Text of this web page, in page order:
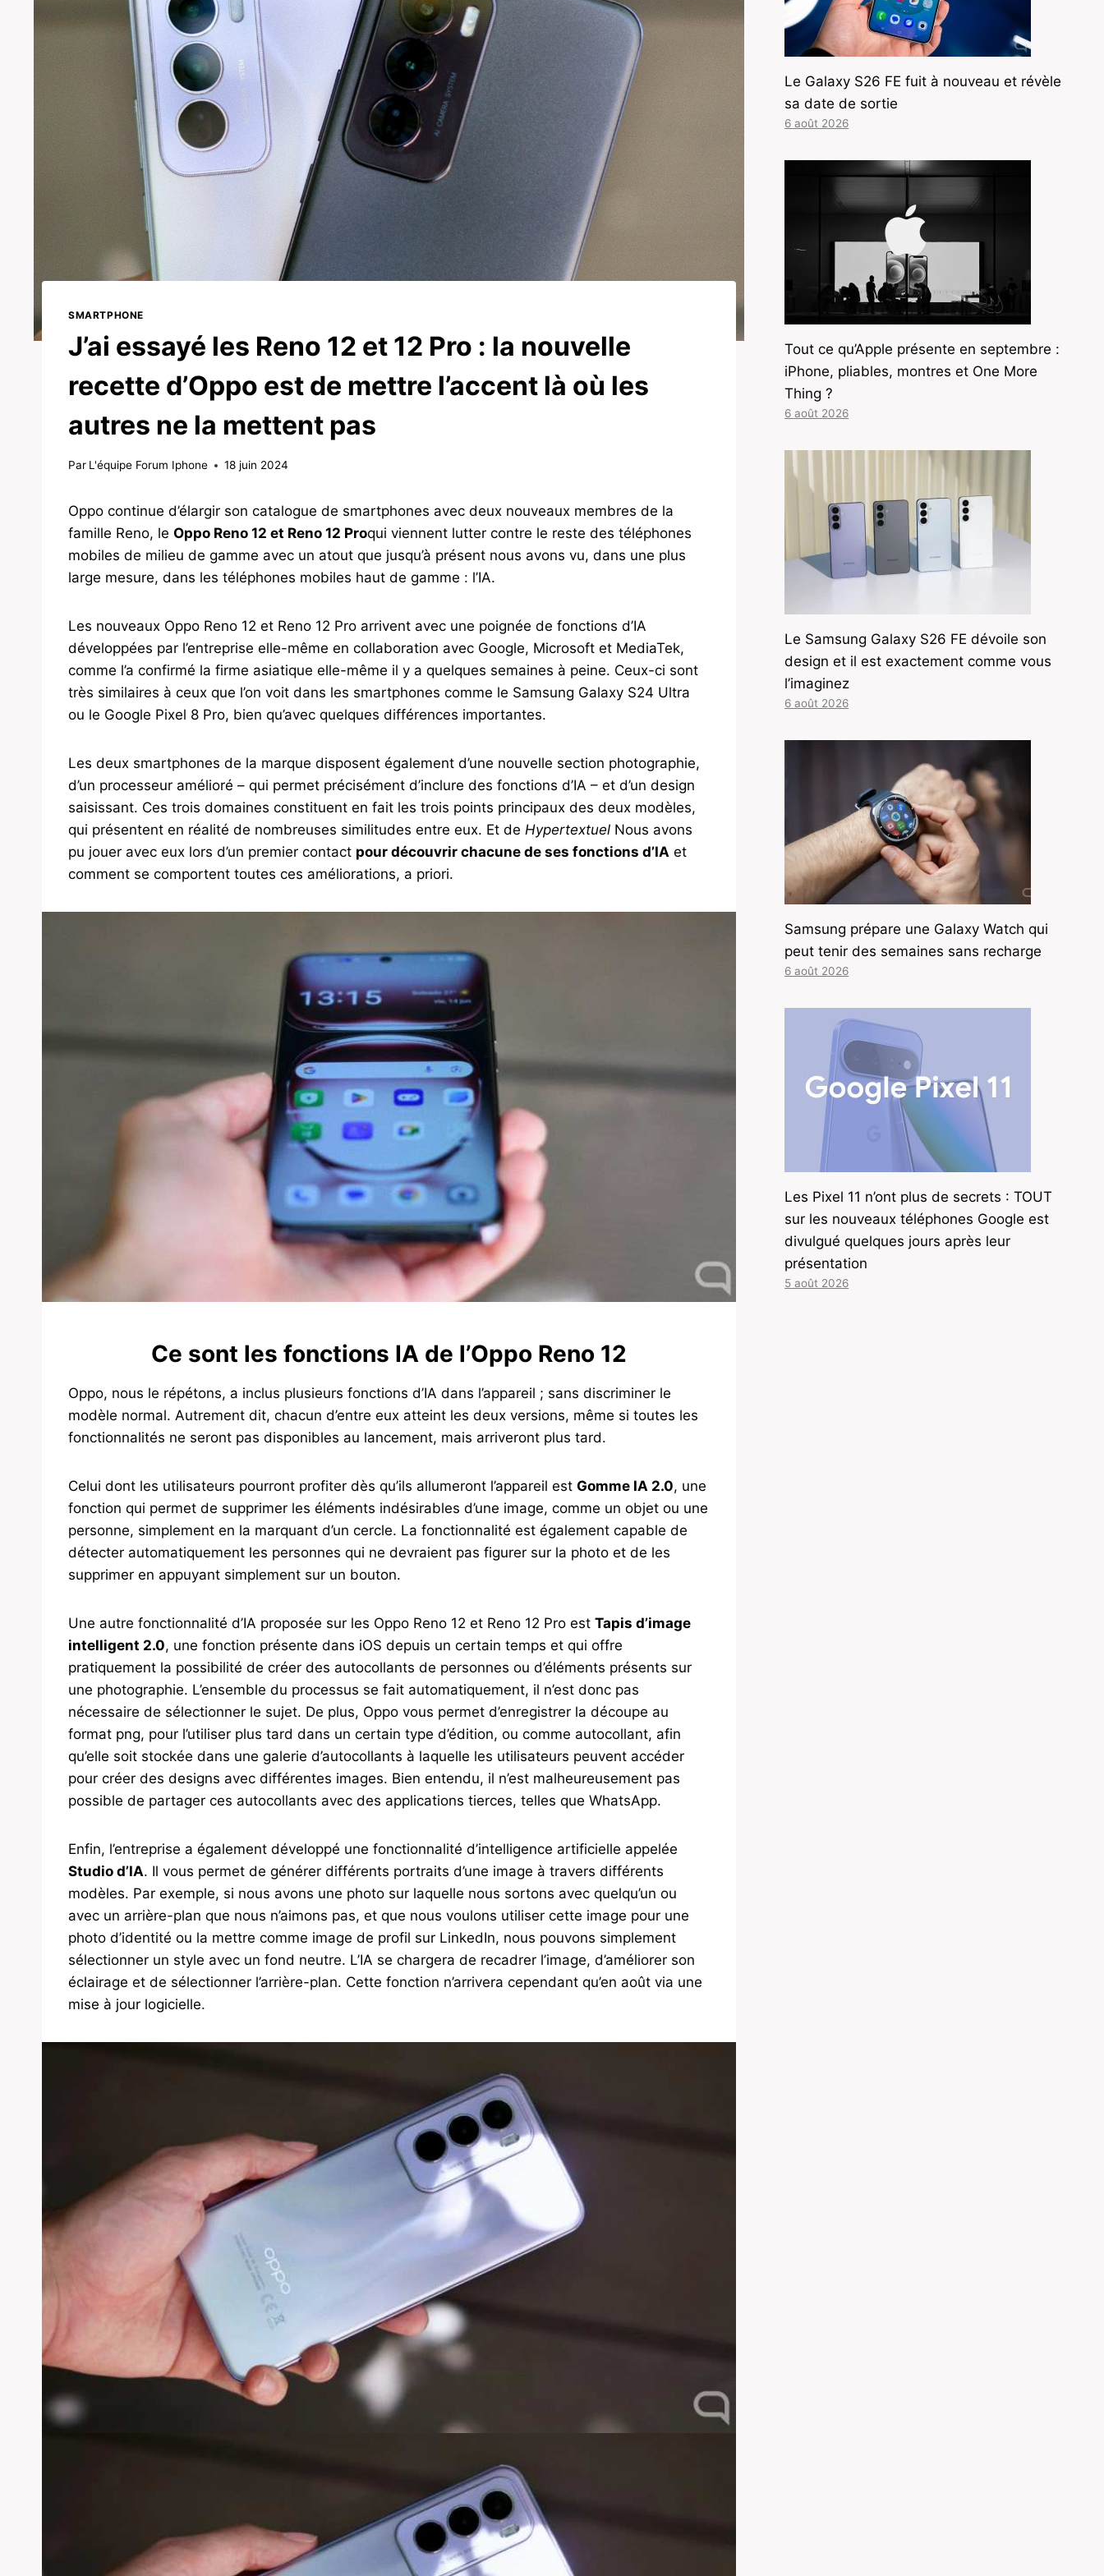
SMARTPHONE
J’ai essayé les Reno 12 et 12 Pro : la nouvelle
recette d’Oppo est de mettre l’accent là où les
autres ne la mettent pas
Par L'équipe Forum Iphone 18 juin 2024
Oppo continue d’élargir son catalogue de smartphones avec deux nouveaux membres de la
famille Reno, le Oppo Reno 12 et Reno 12 Proqui viennent lutter contre le reste des téléphones
mobiles de milieu de gamme avec un atout que jusqu’à présent nous avons vu, dans une plus
large mesure, dans les téléphones mobiles haut de gamme : l’IA.
Les nouveaux Oppo Reno 12 et Reno 12 Pro arrivent avec une poignée de fonctions d’IA
développées par l’entreprise elle-même en collaboration avec Google, Microsoft et MediaTek,
comme l’a confirmé la firme asiatique elle-même il y a quelques semaines à peine. Ceux-ci sont
très similaires à ceux que l’on voit dans les smartphones comme le Samsung Galaxy S24 Ultra
ou le Google Pixel 8 Pro, bien qu’avec quelques différences importantes.
Les deux smartphones de la marque disposent également d’une nouvelle section photographie,
d’un processeur amélioré – qui permet précisément d’inclure des fonctions d’IA – et d’un design
saisissant. Ces trois domaines constituent en fait les trois points principaux des deux modèles,
qui présentent en réalité de nombreuses similitudes entre eux. Et de Hypertextuel Nous avons
pu jouer avec eux lors d’un premier contact pour découvrir chacune de ses fonctions d’IA et
comment se comportent toutes ces améliorations, a priori.
Ce sont les fonctions IA de l’Oppo Reno 12
Oppo, nous le répétons, a inclus plusieurs fonctions d’IA dans l’appareil ; sans discriminer le
modèle normal. Autrement dit, chacun d’entre eux atteint les deux versions, même si toutes les
fonctionnalités ne seront pas disponibles au lancement, mais arriveront plus tard.
Celui dont les utilisateurs pourront profiter dès qu’ils allumeront l’appareil est Gomme IA 2.0, une
fonction qui permet de supprimer les éléments indésirables d’une image, comme un objet ou une
personne, simplement en la marquant d’un cercle. La fonctionnalité est également capable de
détecter automatiquement les personnes qui ne devraient pas figurer sur la photo et de les
supprimer en appuyant simplement sur un bouton.
Une autre fonctionnalité d’IA proposée sur les Oppo Reno 12 et Reno 12 Pro est Tapis d’image
intelligent 2.0, une fonction présente dans iOS depuis un certain temps et qui offre
pratiquement la possibilité de créer des autocollants de personnes ou d’éléments présents sur
une photographie. L’ensemble du processus se fait automatiquement, il n’est donc pas
nécessaire de sélectionner le sujet. De plus, Oppo vous permet d’enregistrer la découpe au
format png, pour l’utiliser plus tard dans un certain type d’édition, ou comme autocollant, afin
qu’elle soit stockée dans une galerie d’autocollants à laquelle les utilisateurs peuvent accéder
pour créer des designs avec différentes images. Bien entendu, il n’est malheureusement pas
possible de partager ces autocollants avec des applications tierces, telles que WhatsApp.
Enfin, l’entreprise a également développé une fonctionnalité d’intelligence artificielle appelée
Studio d’IA. Il vous permet de générer différents portraits d’une image à travers différents
modèles. Par exemple, si nous avons une photo sur laquelle nous sortons avec quelqu’un ou
avec un arrière-plan que nous n’aimons pas, et que nous voulons utiliser cette image pour une
photo d’identité ou la mettre comme image de profil sur LinkedIn, nous pouvons simplement
sélectionner un style avec un fond neutre. L’IA se chargera de recadrer l’image, d’améliorer son
éclairage et de sélectionner l’arrière-plan. Cette fonction n’arrivera cependant qu’en août via une
mise à jour logicielle.
Le Galaxy S26 FE fuit à nouveau et révèle
sa date de sortie
6 août 2026
Tout ce qu’Apple présente en septembre :
iPhone, pliables, montres et One More
Thing ?
6 août 2026
Le Samsung Galaxy S26 FE dévoile son
design et il est exactement comme vous
l’imaginez
6 août 2026
Samsung prépare une Galaxy Watch qui
peut tenir des semaines sans recharge
6 août 2026
Les Pixel 11 n’ont plus de secrets : TOUT
sur les nouveaux téléphones Google est
divulgué quelques jours après leur
présentation
5 août 2026